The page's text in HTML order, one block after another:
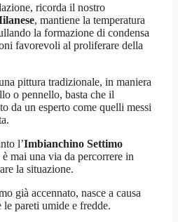
ricorda il nostro
, mantiene la temperatura
la formazione di condensa
favorevoli al proliferare della
pittura tradizionale, in maniera
o pennello, basta che il
da un esperto come quelli messi
l’Imbianchino Settimo
mai una via da percorrere in
la situazione.
già accennato, nasce a causa
le pareti umide e fredde.